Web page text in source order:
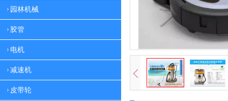
园林机械
胶管
电机
减速机
皮带轮